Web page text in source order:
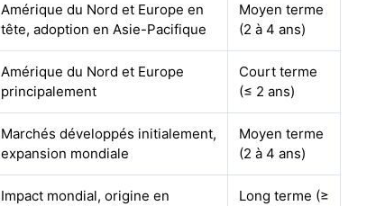
Amérique du Nord et Europe en
tête, adoption en Asie-Pacifique
Moyen terme
(2 à 4 ans)
Amérique du Nord et Europe
principalement
Court terme
(≤ 2 ans)
Marchés développés initialement,
expansion mondiale
Moyen terme
(2 à 4 ans)
Impact mondial, origine en
Long terme (≥